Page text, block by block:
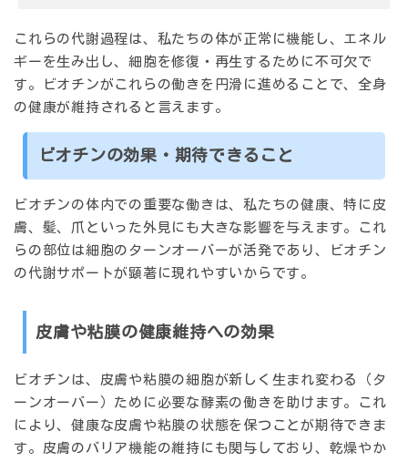
これらの代謝過程は、私たちの体が正常に機能し、エネル
ギーを生み出し、細胞を修復・再生するために不可欠で
す。ビオチンがこれらの働きを円滑に進めることで、全身
の健康が維持されると言えます。
ビオチンの効果・期待できること
ビオチンの体内での重要な働きは、私たちの健康、特に皮
膚、髪、爪といった外見にも大きな影響を与えます。これ
らの部位は細胞のターンオーバーが活発であり、ビオチン
の代謝サポートが顕著に現れやすいからです。
皮膚や粘膜の健康維持への効果
ビオチンは、皮膚や粘膜の細胞が新しく生まれ変わる（タ
ーンオーバー）ために必要な酵素の働きを助けます。これ
により、健康な皮膚や粘膜の状態を保つことが期待できま
す。皮膚のバリア機能の維持にも関与しており、乾燥やか